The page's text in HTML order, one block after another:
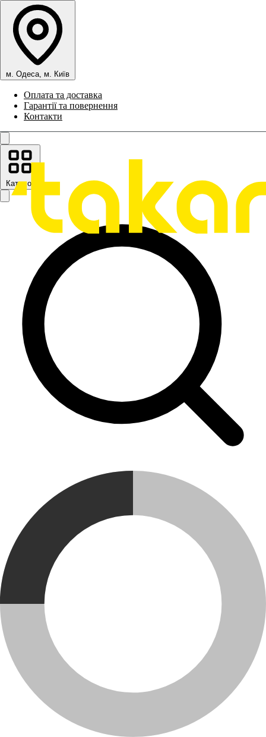
м. Одеса, м. Київ
Оплата та доставка
Гарантії та повернення
Контакти
Каталог